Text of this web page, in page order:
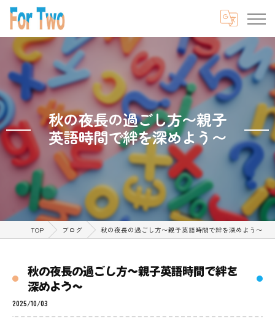
秋の夜長の過ごし方〜親子
英語時間で絆を深めよう〜
TOP ブログ 秋の夜長の過ごし方〜親子英語時間で絆を深めよう〜
秋の夜長の過ごし方〜親子英語時間で絆を
深めよう〜
2025/10/03